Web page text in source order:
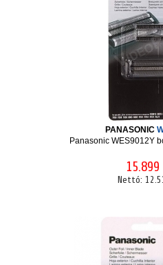
PANASONIC
Panasonic WES9012Y
Nettó: